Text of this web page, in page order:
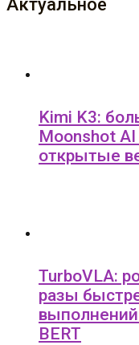
Актуальное
Kimi K3:
Moonshot
открытые
TurboVLA:
разы
BERT